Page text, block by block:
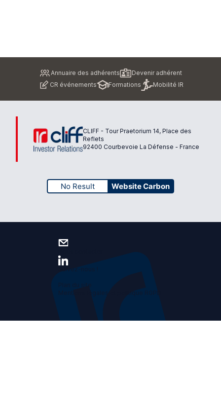
Annuaire des adhérents
Devenir adhérent
CR événements
Formations Mobilité IR
CLIFF - Tour Praetorium 14, Place des
Reflets
92400 Courbevoie La Défense - France
No Result Website Carbon